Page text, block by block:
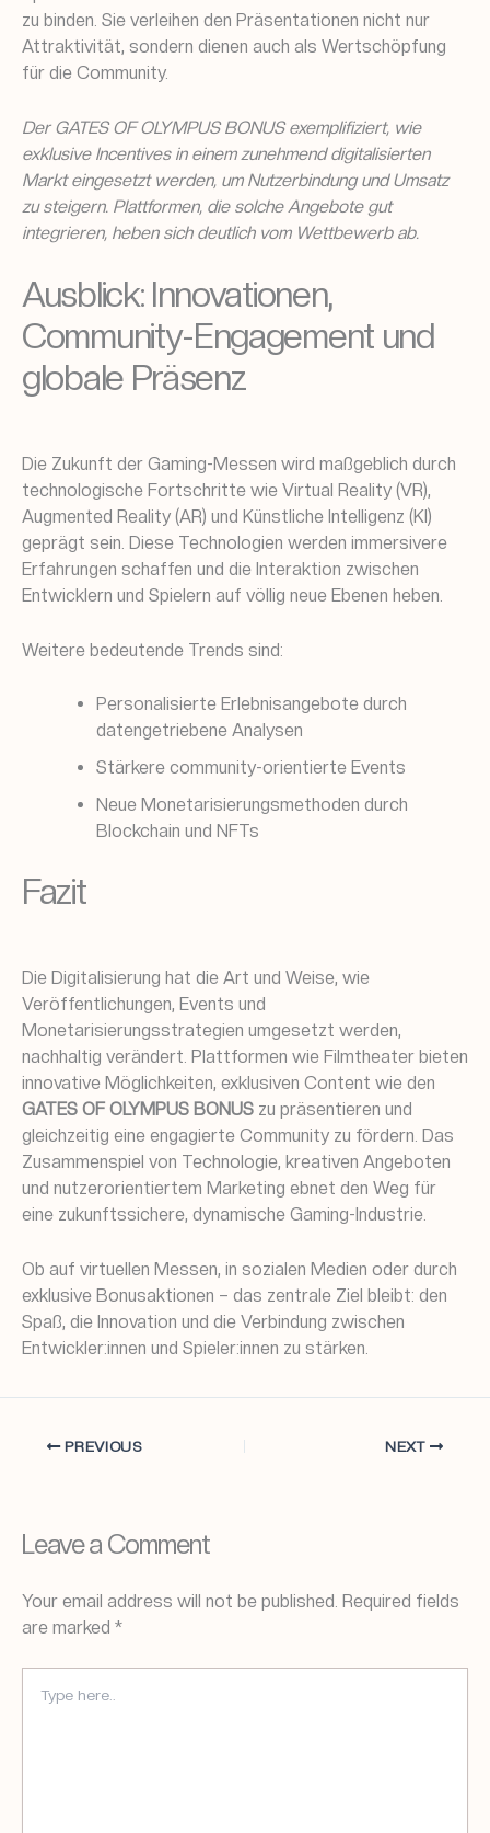
zu binden. Sie verleihen den Präsentationen nicht nur
Attraktivität, sondern dienen auch als Wertschöpfung
für die Community.
Der GATES OF OLYMPUS BONUS exemplifiziert, wie
exklusive Incentives in einem zunehmend digitalisierten
Markt eingesetzt werden, um Nutzerbindung und Umsatz
zu steigern. Plattformen, die solche Angebote gut
integrieren, heben sich deutlich vom Wettbewerb ab.
Ausblick: Innovationen,
Community-Engagement und
globale Präsenz
Die Zukunft der Gaming-Messen wird maßgeblich durch
technologische Fortschritte wie Virtual Reality (VR),
Augmented Reality (AR) und Künstliche Intelligenz (KI)
geprägt sein. Diese Technologien werden immersivere
Erfahrungen schaffen und die Interaktion zwischen
Entwicklern und Spielern auf völlig neue Ebenen heben.
Weitere bedeutende Trends sind:
Personalisierte Erlebnisangebote durch
datengetriebene Analysen
Stärkere community-orientierte Events
Neue Monetarisierungsmethoden durch
Blockchain und NFTs
Fazit
Die Digitalisierung hat die Art und Weise, wie
Veröffentlichungen, Events und
Monetarisierungsstrategien umgesetzt werden,
nachhaltig verändert. Plattformen wie Filmtheater bieten
innovative Möglichkeiten, exklusiven Content wie den
GATES OF OLYMPUS BONUS zu präsentieren und
gleichzeitig eine engagierte Community zu fördern. Das
Zusammenspiel von Technologie, kreativen Angeboten
und nutzerorientiertem Marketing ebnet den Weg für
eine zukunftssichere, dynamische Gaming-Industrie.
Ob auf virtuellen Messen, in sozialen Medien oder durch
exklusive Bonusaktionen – das zentrale Ziel bleibt: den
Spaß, die Innovation und die Verbindung zwischen
Entwickler:innen und Spieler:innen zu stärken.
PREVIOUS NEXT
Leave a Comment
Your email address will not be published. Required fields
are marked *
HERE..